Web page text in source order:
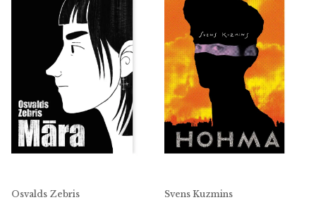
Osvalds Zebris Svens Kuzmins